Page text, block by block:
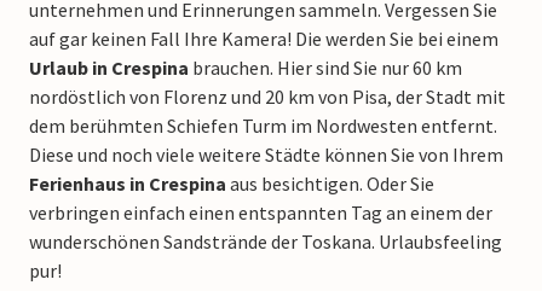
unternehmen und Erinnerungen sammeln. Vergessen Sie
auf gar keinen Fall Ihre Kamera! Die werden Sie bei einem
Urlaub in Crespina brauchen. Hier sind Sie nur 60 km
nordöstlich von Florenz und 20 km von Pisa, der Stadt mit
dem berühmten Schiefen Turm im Nordwesten entfernt.
Diese und noch viele weitere Städte können Sie von Ihrem
Ferienhaus in Crespina aus besichtigen. Oder Sie
verbringen einfach einen entspannten Tag an einem der
wunderschönen Sandstrände der Toskana. Urlaubsfeeling
pur!